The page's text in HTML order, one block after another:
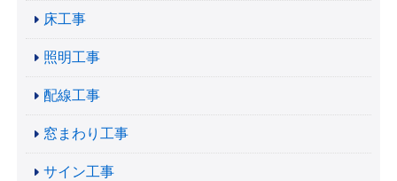
床工事
照明工事
配線工事
窓まわり工事
サイン工事